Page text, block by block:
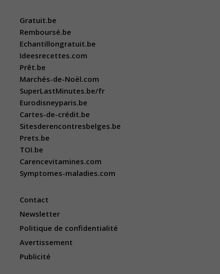
Gratuit.be
Remboursé.be
Echantillongratuit.be
Ideesrecettes.com
Prêt.be
Marchés-de-Noël.com
SuperLastMinutes.be/fr
Eurodisneyparis.be
Cartes-de-crédit.be
Sitesderencontresbelges.be
Prets.be
TOI.be
Carencevitamines.com
Symptomes-maladies.com
Contact
Newsletter
Politique de confidentialité
Avertissement
Publicité